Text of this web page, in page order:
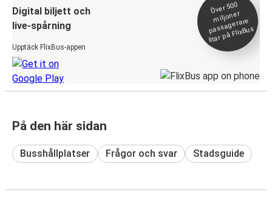
Digital biljett och
live-spårning
Upptäck FlixBus-appen
Över 500
miljoner
passagerare
litar på FlixBus
På den här sidan
Busshållplatser Frågor och svar Stadsguide